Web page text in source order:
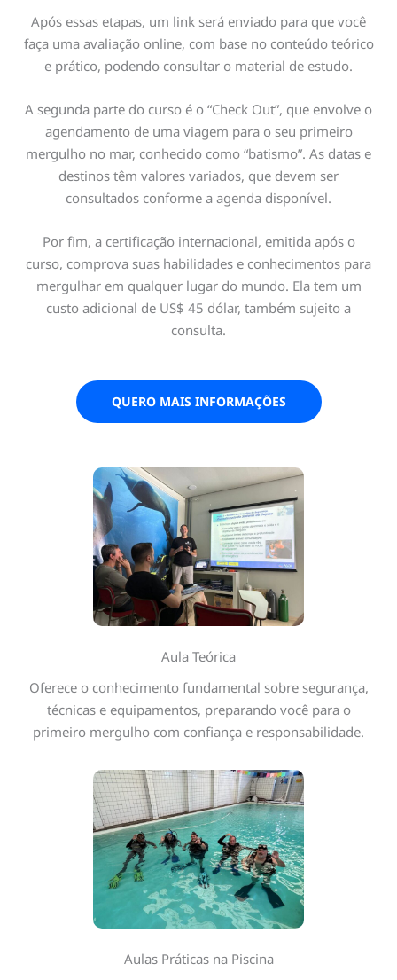
Após essas etapas, um link será enviado para que você
faça uma avaliação online, com base no conteúdo teórico
e prático, podendo consultar o material de estudo.
A segunda parte do curso é o “Check Out”, que envolve o
agendamento de uma viagem para o seu primeiro
mergulho no mar, conhecido como “batismo”. As datas e
destinos têm valores variados, que devem ser
consultados conforme a agenda disponível.
Por fim, a certificação internacional, emitida após o
curso, comprova suas habilidades e conhecimentos para
mergulhar em qualquer lugar do mundo. Ela tem um
custo adicional de US$ 45 dólar, também sujeito a
consulta.
QUERO MAIS INFORMAÇÕES
Aula Teórica
Oferece o conhecimento fundamental sobre segurança,
técnicas e equipamentos, preparando você para o
primeiro mergulho com confiança e responsabilidade.
Aulas Práticas na Piscina